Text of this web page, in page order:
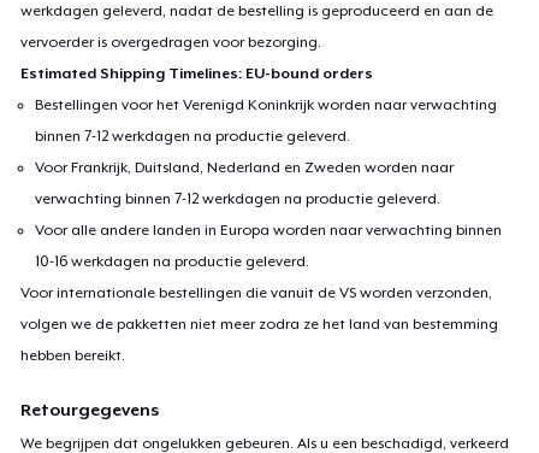
werkdagen geleverd, nadat de bestelling is geproduceerd en aan de
vervoerder is overgedragen voor bezorging.
Estimated Shipping Timelines: EU-bound orders
Bestellingen voor het Verenigd Koninkrijk worden naar verwachting
binnen 7-12 werkdagen na productie geleverd.
Voor Frankrijk, Duitsland, Nederland en Zweden worden naar
verwachting binnen 7-12 werkdagen na productie geleverd.
Voor alle andere landen in Europa worden naar verwachting binnen
10-16 werkdagen na productie geleverd.
Voor internationale bestellingen die vanuit de VS worden verzonden,
volgen we de pakketten niet meer zodra ze het land van bestemming
hebben bereikt.
Retourgegevens
We begrijpen dat ongelukken gebeuren. Als u een beschadigd, verkeerd